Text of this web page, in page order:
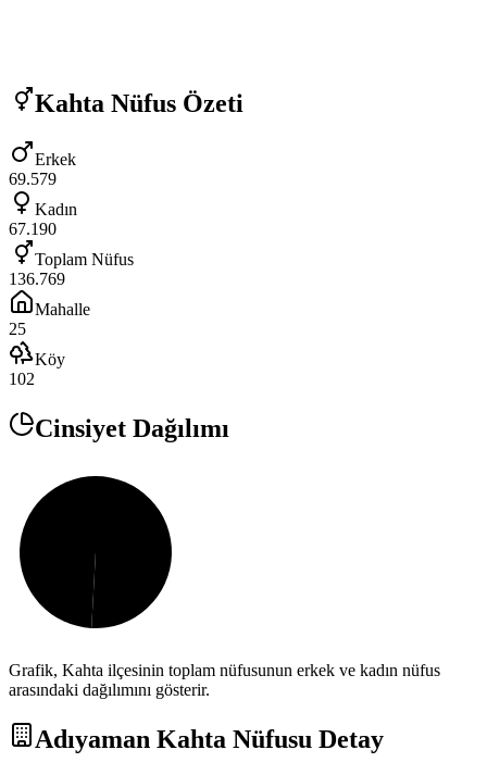
Kahta Nüfus Özeti
Erkek
69.579
Kadın
67.190
Toplam Nüfus
136.769
Mahalle
25
Köy
102
Cinsiyet Dağılımı
Grafik, Kahta ilçesinin toplam nüfusunun erkek ve kadın nüfus
arasındaki dağılımını gösterir.
Adıyaman Kahta Nüfusu Detay